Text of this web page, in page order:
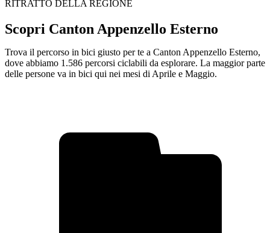
RITRATTO DELLA REGIONE
Scopri Canton Appenzello Esterno
Trova il percorso in bici giusto per te a Canton Appenzello Esterno,
dove abbiamo 1.586 percorsi ciclabili da esplorare. La maggior parte
delle persone va in bici qui nei mesi di Aprile e Maggio.